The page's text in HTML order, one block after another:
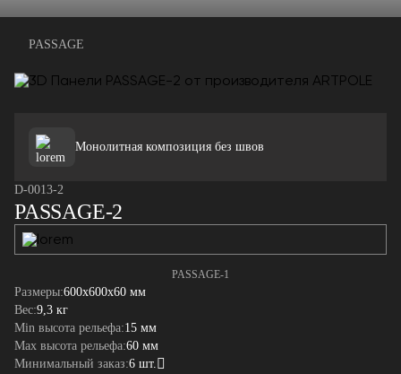
PASSAGE
Монолитная композиция без швов
D-0013-2
PASSAGE-2
PASSAGE-1
Размеры:600x600x60 мм
Вес:9,3 кг
Min высота рельефа:15 мм
Max высота рельефа:60 мм
Минимальный заказ:6 шт.